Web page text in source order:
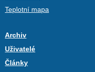
Teplotní mapa
Archiv
Uživatelé
Články